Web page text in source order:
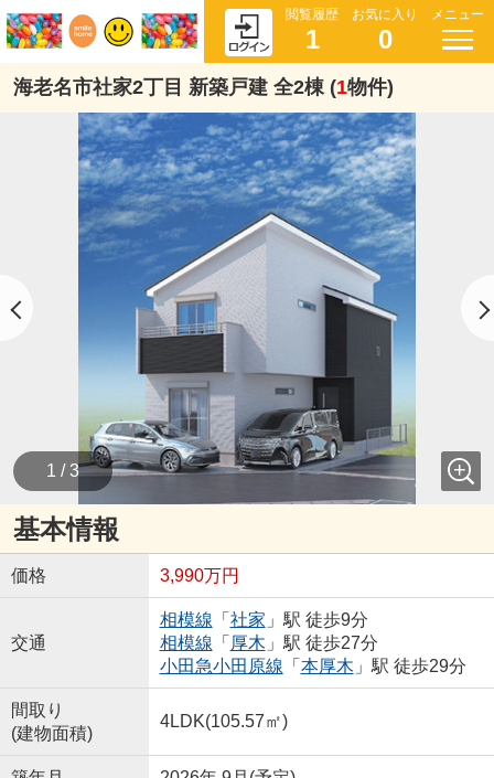
閲覧履歴
1
お気に入り
0
メニュー
海老名市社家2丁目 新築戸建 全2棟 (1物件)
1 / 3
基本情報
価格 3,990万円
交通
相模線 「 社家 」駅 徒歩9分
相模線 「 厚木 」駅 徒歩27分
小田急小田原線 「 本厚木 」駅 徒歩29分
間取り
(建物面積)
4LDK(105.57㎡)